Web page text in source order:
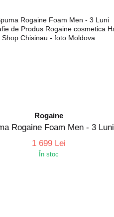
Rogaine
Rogaine Foam Men - 3 Luni
1 699 Lei
În stoc